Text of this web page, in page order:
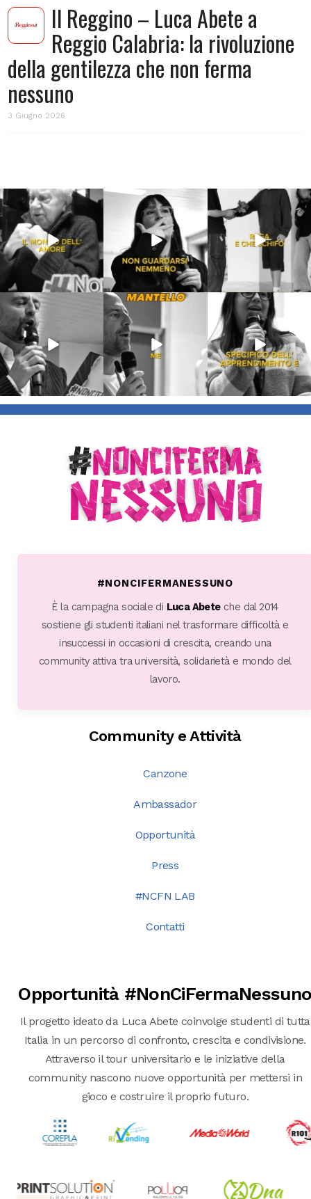
Il Reggino – Luca Abete a
Reggio Calabria: la rivoluzione
della gentilezza che non ferma
nessuno
3 Giugno 2026
Lug 31
213 4
Lug 16
53 1
Lug 13
199 10
Lug 9
54
Giu 21 Giu 18
871
#NONCIFERMANESSUNO
È la campagna sociale di Luca Abeteche dal 2014
sostiene gli studenti italiani nel trasformare difficoltà e
insuccessi in occasioni di crescita, creando una
community attiva tra università, solidarietà e mondo del
lavoro.
Community e Attività
Canzone
Ambassador
Opportunità
Press
#NCFN LAB
Contatti
Opportunità
Il progetto ideato da Luca Abete coinvolge studenti di tutta
Italia in un percorso di confronto, crescita e condivisione.
Attraverso il tour universitario e le iniziative della
community nascono nuove opportunità per mettersi in
gioco e costruire il proprio futuro.